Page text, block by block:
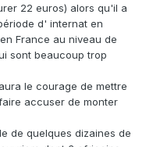
22 euros) alors qu'il a
d' internat en
France au niveau de
sont beaucoup trop
le courage de mettre
accuser de monter
de quelques dizaines de